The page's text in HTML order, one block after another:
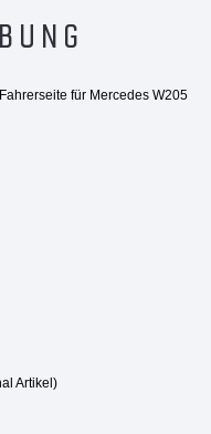
für Mercedes W205
Artikel)